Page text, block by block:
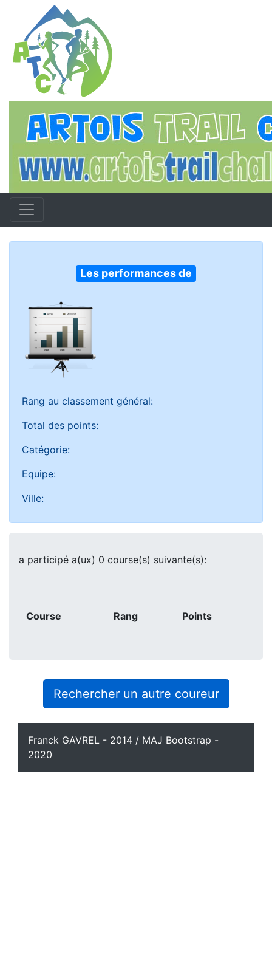
Les performances de
Rang au classement général:
Total des points:
Catégorie:
Equipe:
Ville:
a participé a(ux) 0 course(s) suivante(s):
Course Rang Points
Rechercher un autre coureur
Franck GAVREL - 2014 / MAJ Bootstrap -
2020